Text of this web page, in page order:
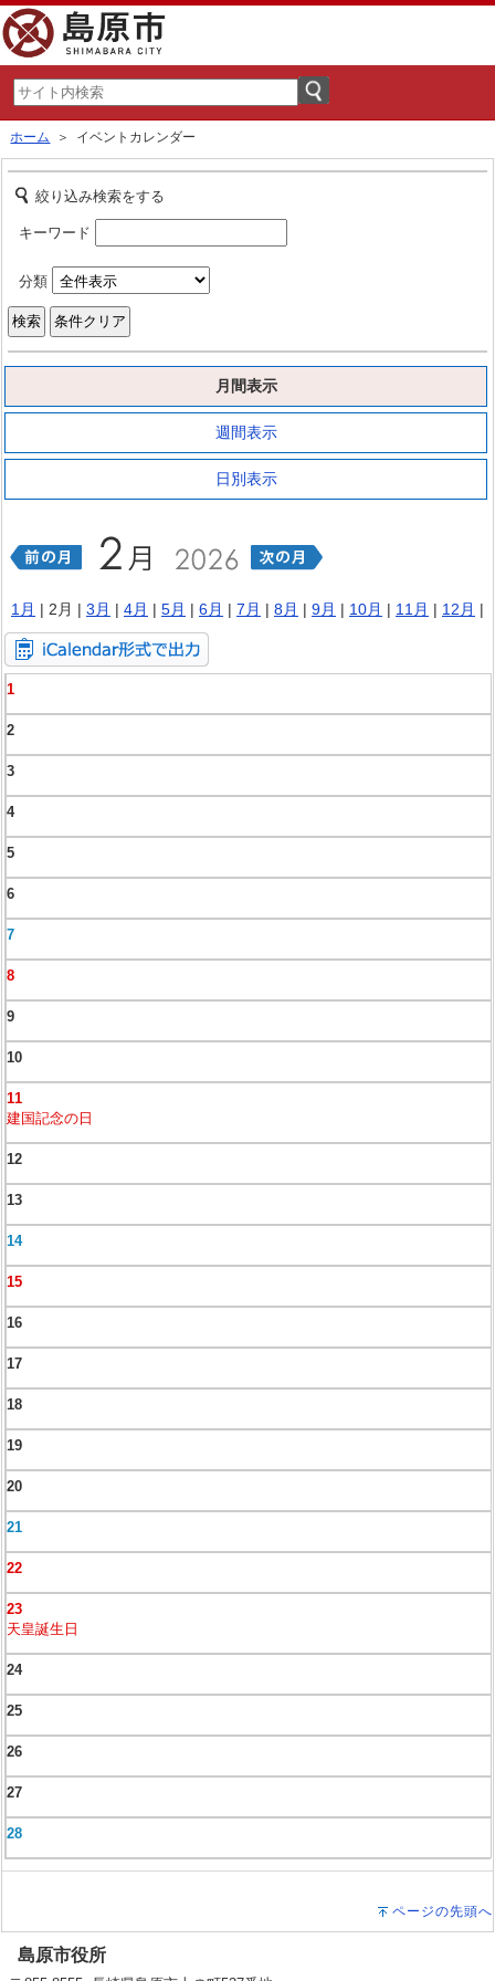
ホーム ＞ イベントカレンダー
絞り込み検索をする
キーワード
分類
月間表示
週間表示
日別表示
1月 | 2月 | 3月 | 4月 | 5月 | 6月 | 7月 | 8月 | 9月 | 10月 | 11月 | 12月 |
1
2
3
4
5
6
7
8
9
10
11
建国記念の日
12
13
14
15
16
17
18
19
20
21
22
23
天皇誕生日
24
25
26
27
28
ページの先頭へ
島原市役所